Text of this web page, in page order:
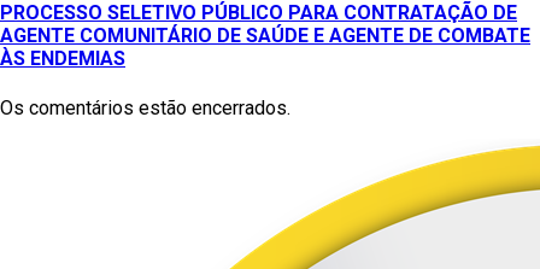
PROCESSO SELETIVO PÚBLICO PARA CONTRATAÇÃO DE
AGENTE COMUNITÁRIO DE SAÚDE E AGENTE DE COMBATE
ÀS ENDEMIAS
Os comentários estão encerrados.